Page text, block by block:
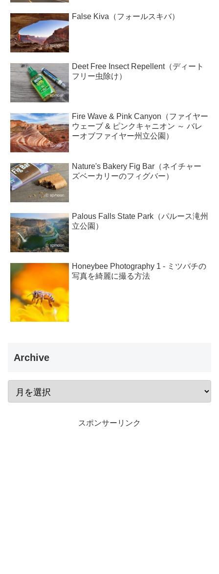
False Kiva（フォールスキバ）
Deet Free Insect Repellent（ディート
フリー虫除け）
Fire Wave & Pink Canyon（ファイヤー
ウェーブ & ピンクキャニオン ～ バレ
ーオブファイヤー州立公園）
Nature's Bakery Fig Bar（ネイチャー
ズベーカリーのフィグバー）
Palous Falls State Park（パルース滝州
立公園）
Honeybee Photography 1 - ミツバチの
写真を綺麗に撮る方法
Archive
スポンサーリンク